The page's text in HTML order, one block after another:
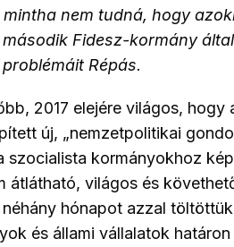
nem tudná, hogy
Fidesz-kormány
Répás.
2017 elejére világos,
új, „nemzetpolitikai
szocialista kormányokhoz
átlátható, világos és
hónapot azzal
és állami vállalatok